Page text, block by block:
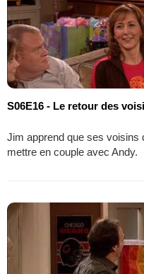
S06E16 - Le retour des
Jim apprend que ses voisins
mettre en couple avec Andy.